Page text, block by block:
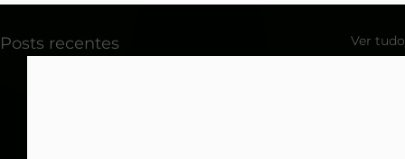
Posts recentes Ver tudo